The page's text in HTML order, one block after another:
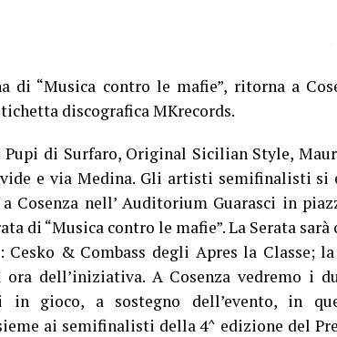
di “Musica contro le mafie”, ritorna a
discografica MKrecords.
di Surfaro, Original Sicilian Style,
e via Medina. Gli artisti semifinalisti si
Cosenza nell’ Auditorium Guarasci in
di “Musica contro le mafie”. La Serata
& Combass degli Apres la Classe;
dell’iniziativa. A Cosenza vedremo i
in gioco, a sostegno dell’evento, in
ai semifinalisti della 4^ edizione del